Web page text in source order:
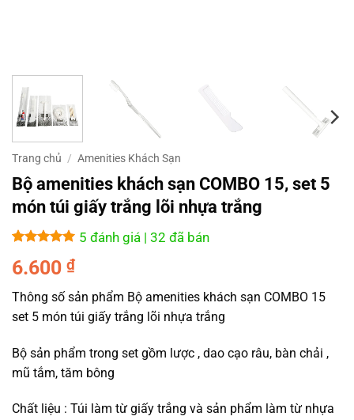
Trang chủ / Amenities Khách Sạn
Bộ amenities khách sạn COMBO 15, set 5
món túi giấy trắng lõi nhựa trắng
dựa trên
5 đánh giá | 32 đã bán
6.600 ₫
Thông số sản phẩm Bộ amenities khách sạn COMBO 15
set 5 món túi giấy trắng lõi nhựa trắng
Bộ sản phẩm trong set gồm lược , dao cạo râu, bàn chải ,
mũ tắm, tăm bông
Chất liệu : Túi làm từ giấy trắng và sản phẩm làm từ nhựa